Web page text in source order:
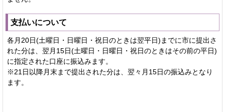
支払いについて
各月20日(土曜日・日曜日・祝日のときは翌平日)までに市に提出さ
れた分は、翌月15日(土曜日・日曜日・祝日のときはその前の平日)
に指定された口座に振込みます。
※21日以降月末まで提出された分は、翌々月15日の振込みとなり
ます。